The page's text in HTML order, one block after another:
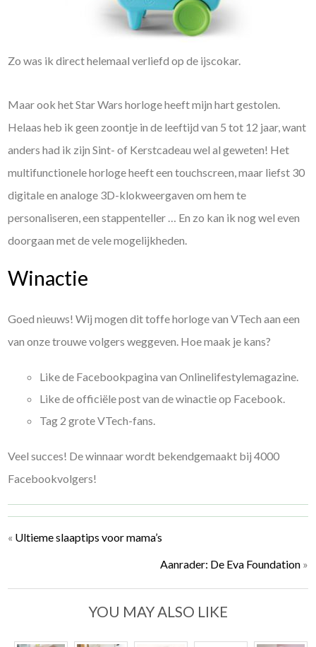
Zo was ik direct helemaal verliefd op de ijscokar.
Maar ook het Star Wars horloge heeft mijn hart gestolen.
Helaas heb ik geen zoontje in de leeftijd van 5 tot 12 jaar, want
anders had ik zijn Sint- of Kerstcadeau wel al geweten! Het
multifunctionele horloge heeft een touchscreen, maar liefst 30
digitale en analoge 3D-klokweergaven om hem te
personaliseren, een stappenteller … En zo kan ik nog wel even
doorgaan met de vele mogelijkheden.
Winactie
Goed nieuws! Wij mogen dit toffe horloge van VTech aan een
van onze trouwe volgers weggeven. Hoe maak je kans?
Like de Facebookpagina van Onlinelifestylemagazine.
Like de officiële post van de winactie op Facebook.
Tag 2 grote VTech-fans.
Veel succes! De winnaar wordt bekendgemaakt bij 4000
Facebookvolgers!
« Ultieme slaaptips voor mama’s
Aanrader: De Eva Foundation»
YOU MAY ALSO LIKE